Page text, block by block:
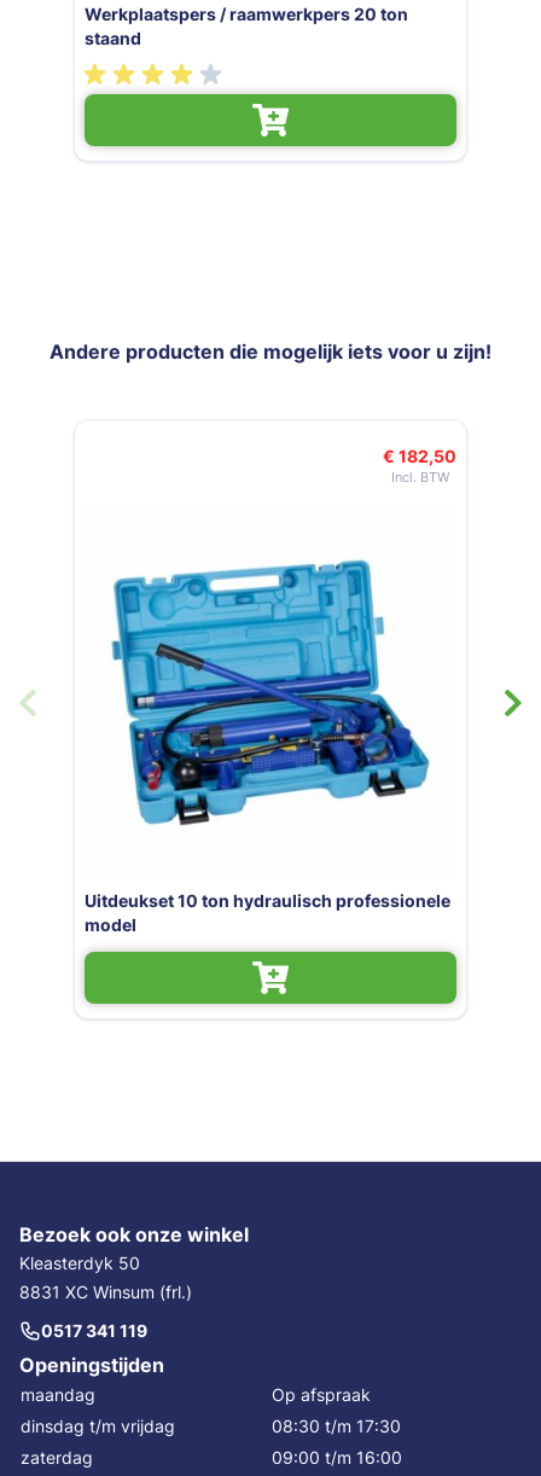
Werkplaatspers / raamwerkpers
Andere producten die mogelijk iets voor u zijn!
Navigeren door de elementen van de carrousel is mogelijk met
Druk om carrousel over te slaan
Druk op om naar carrouselnavigatie te gaan
professionele
Bezoek ook onze winkel
Kleasterdyk 50
8831 XC Winsum (frl.)
0517 341 119
Openingstijden
maandag
Op afspraak
dinsdag t/m vrijdag
08:30 t/m 17:30
zaterdag
09:00 t/m 16:00